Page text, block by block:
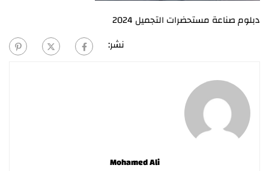
دبلوم صناعة مستحضرات التجميل 2024
نشر:
Mohamed Ali